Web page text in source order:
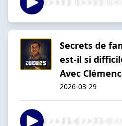
Secrets de
est-il si
Avec
2026-03-29